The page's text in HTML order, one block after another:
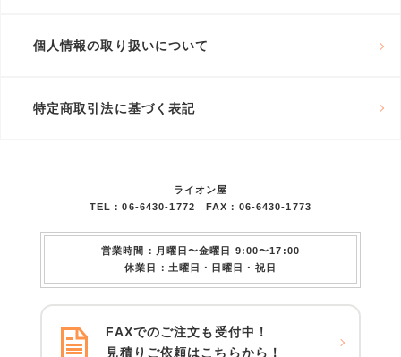
個人情報の取り扱いについて
特定商取引法に基づく表記
ライオン屋
TEL：06-6430-1772 FAX：06-6430-1773
営業時間：月曜日〜金曜日 9:00〜17:00
休業日：土曜日・日曜日・祝日
FAXでのご注文も受付中！
見積りご依頼はこちらから！